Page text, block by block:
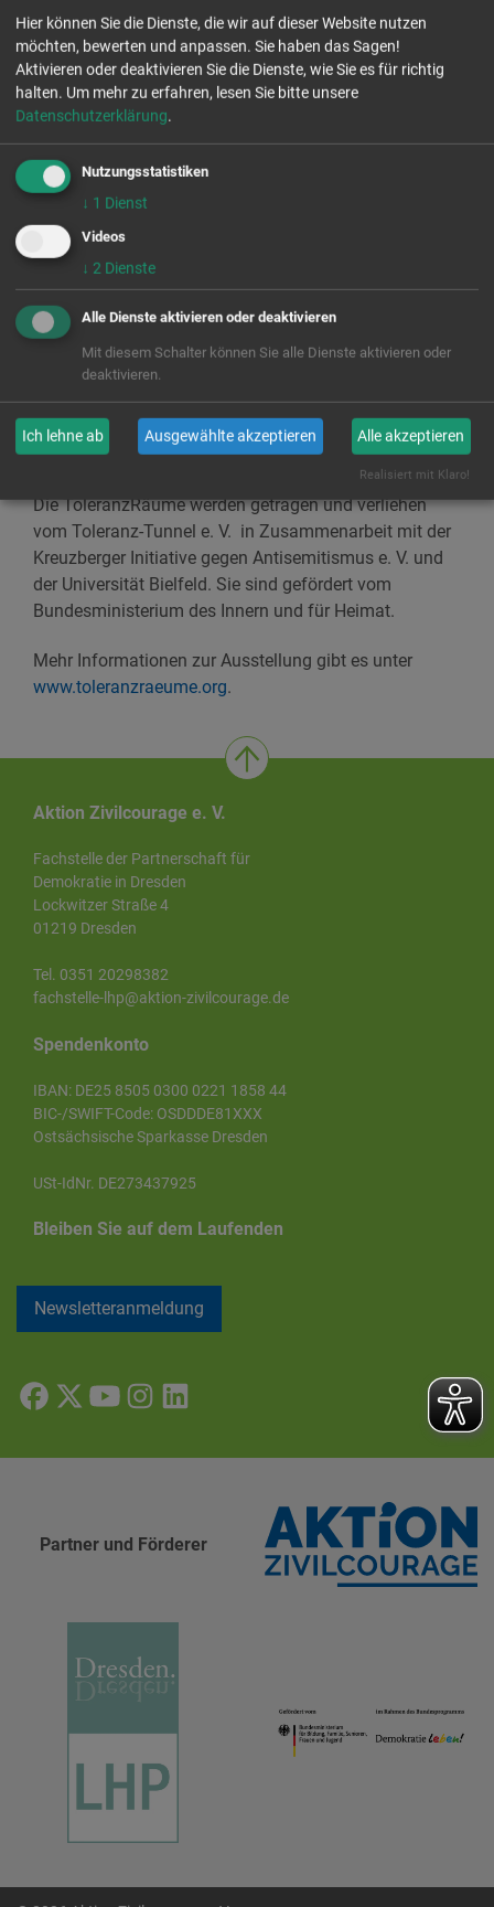
Guides vor Ort und bieten Führungen an (außer an
Osterfeiertagen). Die Inhalte sind spielerisch und leicht
verständlich aufbereitet. Die Ausstellung ist für
Menschen aller Altersstufen und Hintergründe geeignet
und barrierearm. Der Besuch ist kostenfrei.
Veranstalter der ToleranzRäume ist die Aktion
Demokratie Dresden und des Lokalen
Handlungsprogramms für ein vielfältiges und
weltoffenes Dresden in Kooperation mit der
Landeshauptstadt Dresden, den Dresdner Sinfonikern
und den Städtischen Bibliotheken Dresden. Der
Ausstellungszeitraum wird ermöglicht durch eine
Förderung des Bundesministeriums für Familie,
Senioren, Frauen und Jugend im Rahmen des
Bundesprogramms „Demokratie leben!“.
Die ToleranzRäume werden getragen und verliehen
vom Toleranz-Tunnel e. V. in Zusammenarbeit mit der
Kreuzberger Initiative gegen Antisemitismus e. V. und
der Universität Bielfeld. Sie sind gefördert vom
Bundesministerium des Innern und für Heimat.
Mehr Informationen zur Ausstellung gibt es unter
www.toleranzraeume.org.
Aktion Zivilcourage e. V.
Fachstelle der Partnerschaft für
Demokratie in Dresden
Lockwitzer Straße 4
01219 Dresden
Tel. 0351 20298382
fachstelle-lhp@aktion-zivilcourage.de
Spendenkonto
IBAN: DE25 8505 0300 0221 1858 44
BIC-/SWIFT-Code: OSDDDE81XXX
Ostsächsische Sparkasse Dresden
USt-IdNr. DE273437925
Bleiben Sie auf dem Laufenden
Newsletteranmeldung
Partner und Förderer
Hier können Sie die Dienste, die wir auf dieser Website nutzen
möchten, bewerten und anpassen. Sie haben das Sagen!
Aktivieren oder deaktivieren Sie die Dienste, wie Sie es für richtig
halten. Um mehr zu erfahren, lesen Sie bitte unsere
Datenschutzerklärung.
Nutzungsstatistiken
↓ 1 Dienst
Videos
↓ 2 Dienste
Alle Dienste aktivieren oder deaktivieren
Mit diesem Schalter können Sie alle Dienste aktivieren oder
deaktivieren.
Ich lehne ab Ausgewählte akzeptieren Alle akzeptieren
Realisiert mit Klaro!